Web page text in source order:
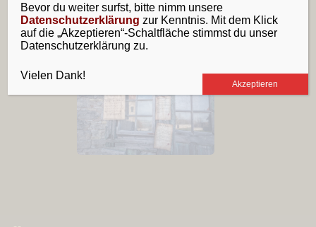
zufällige Bilder
Bevor du weiter surfst, bitte nimm unsere
Datenschutzerklärung zur Kenntnis. Mit dem Klick
auf die „Akzeptieren“-Schaltfläche stimmst du unser
Datenschutzerklärung zu.
Vielen Dank!
Akzeptieren